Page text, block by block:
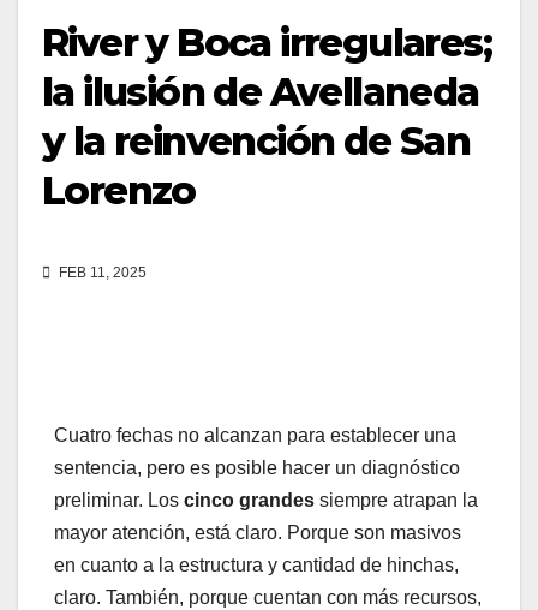
River y Boca irregulares;
la ilusión de Avellaneda
y la reinvención de San
Lorenzo
FEB 11, 2025
Cuatro fechas no alcanzan para establecer una
sentencia, pero es posible hacer un diagnóstico
preliminar. Los cinco grandes siempre atrapan la
mayor atención, está claro. Porque son masivos
en cuanto a la estructura y cantidad de hinchas,
claro. También, porque cuentan con más recursos,